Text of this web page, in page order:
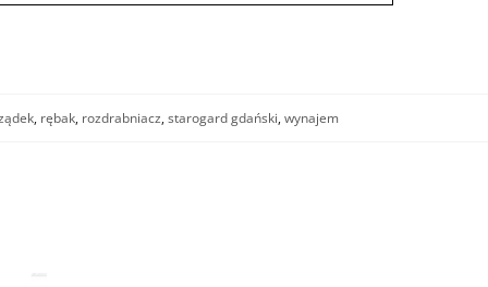
, rębak, rozdrabniacz,starogard gdański,wynajem